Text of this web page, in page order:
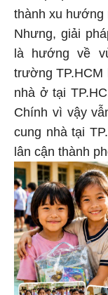
thành xu hướng
Nhưng, giải
là hướng về
trường TP.HCM
nhà ở tại
Chính vì vậy
cung nhà tại
lân cận thành